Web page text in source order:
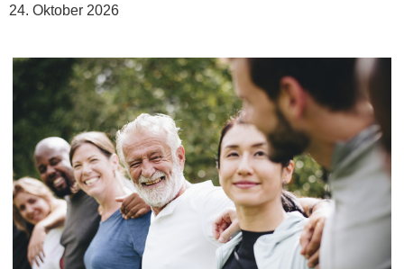
24. Oktober 2026